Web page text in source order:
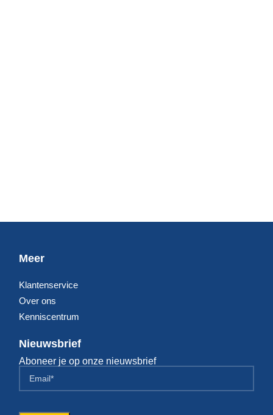
Meer
Klantenservice
Over ons
Kenniscentrum
Nieuwsbrief
Aboneer je op onze nieuwsbrief